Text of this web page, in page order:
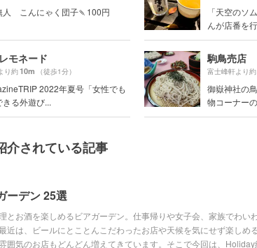
人 こんにゃく団子🍡100円
「天空のソ
んが店番を
モネード
り約10m （徒歩1分）
2022年夏号「女性でも
る外遊び...
駒鳥売店
富士峰軒より約
御嶽神社の
物コーナー
介されている記事
ーデン 25選
とお酒を楽しめるビアガーデン。仕事帰りや女子会、家族でわい
近は、ビールにとことんこだわったお店や天候を気にせず楽しめ
囲気のお店もどんどん増えてきています。そこで今回は、